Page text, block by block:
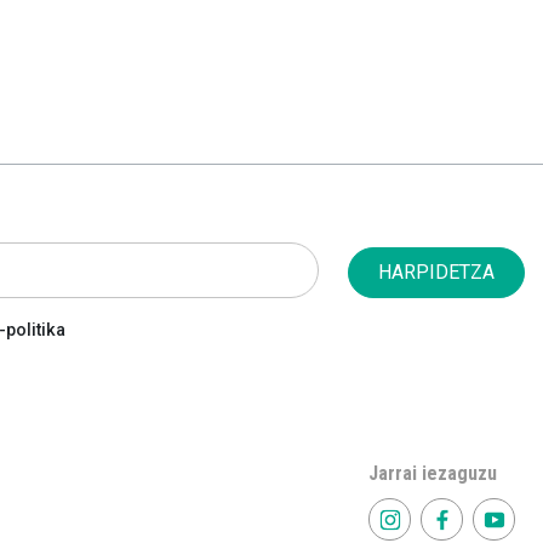
politika
HARPIDETZA
Jarrai iezaguzu